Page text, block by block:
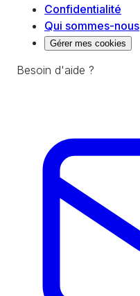
Confidentialité
Qui sommes-nous
Gérer mes cookies
Besoin d'aide ?